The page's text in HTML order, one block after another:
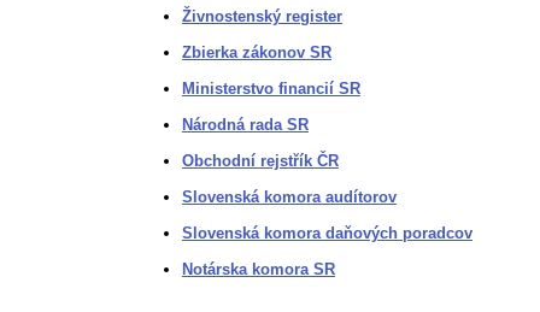
Živnostenský register
Zbierka zákonov SR
Ministerstvo financií SR
Národná rada SR
Obchodní rejstřík ČR
Slovenská komora audítorov
Slovenská komora daňových poradcov
Notárska komora SR